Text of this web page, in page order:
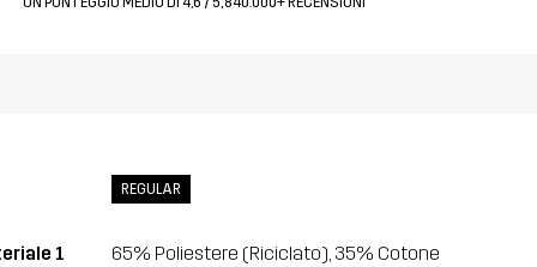
REGULAR
1 65% Poliestere (Riciclato), 35% Cotone